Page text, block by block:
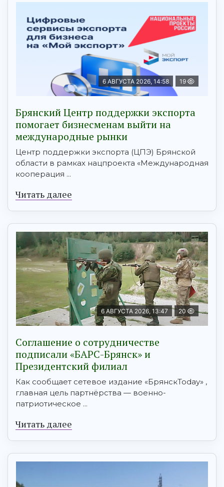
6 АВГУСТА 2026, 14:58 19
Брянский Центр поддержки экспорта
помогает бизнесменам выйти на
международные рынки
Центр поддержки экспорта (ЦПЭ) Брянской
области в рамках нацпроекта «Международная
кооперация ...
Читать далее
6 АВГУСТА 2026, 13:47 20
Соглашение о сотрудничестве
подписали «БАРС-Брянск» и
Президентский филиал
Как сообщает сетевое издание «БрянскToday» ,
главная цель партнёрства — военно-
патриотическое ...
Читать далее